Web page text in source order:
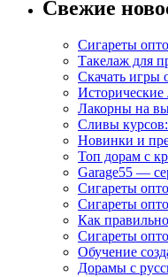
Свежие
Сигареты
Такелаж для
Скачать игры
Исторические
Лакорны на
Сливы
Новинки и
Топ дорам с
Garage55 —
Сигареты
Сигареты
Как
Сигареты
Обучение
Дорамы с